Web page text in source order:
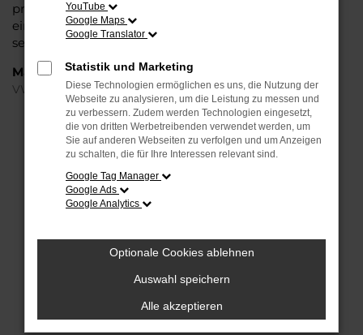
preislichen Nachlass freuen dürfen und beim Kauf auf
ein Unternehmen mit mehr als 80 Jahren Erfahrung
setzen.
Marken
VW
FEHLER: NETWORK ERROR
Hier sind ein paar Tipps, die dir helfen können:
Überprüfe deine Firewall und deine
Laden andere Webseiten, zum Beispiel deine
Prüfe deine Browsererweiterungen.
Manche Erweiterungen, wie Werbeblocker,
YouTube
Google Maps
Google Translator
Statistik und Marketing
Diese Technologien ermöglichen es uns, die Nutzung der
Webseite zu analysieren, um die Leistung zu messen und
zu verbessern. Zudem werden Technologien eingesetzt,
die von dritten Werbetreibenden verwendet werden, um
Sie auf anderen Webseiten zu verfolgen und um Anzeigen
zu schalten, die für Ihre Interessen relevant sind.
Google Tag Manager
Google Ads
Google Analytics
Optionale Cookies ablehnen
Auswahl speichern
Alle akzeptieren